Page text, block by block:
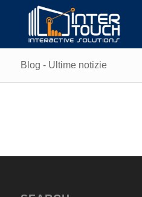
Blog - Ultime notizie